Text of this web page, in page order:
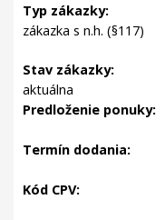
Typ zákazky:
zákazka s n.h. (§117)
Stav zákazky:
aktuálna
Predloženie ponuky:
Termín dodania:
Kód CPV: